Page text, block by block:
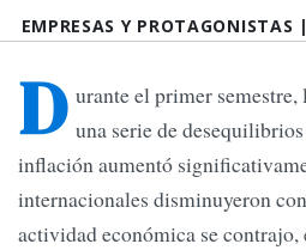
EMPRESAS Y PROTAGONISTAS |
D urante el primer
una serie de
inflación aumentó
internacionales disminuyeron
actividad económica se contrajo,